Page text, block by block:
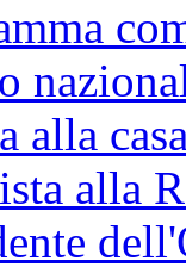
alla
alla